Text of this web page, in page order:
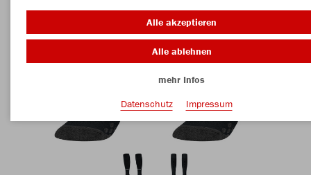
Alle akzeptieren
Alle ablehnen
mehr Infos
Datenschutz
Impressum